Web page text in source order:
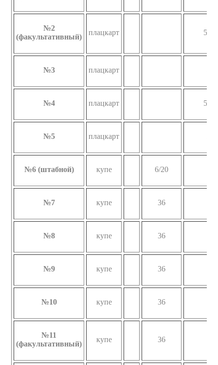
№2
(факультативный)
плацкарт 52/2
№3 плацкарт
№4 плацкарт 52/2
№5 плацкарт
№6 (штабной) купе 6/20
№7 купе 36
№8 купе 36
№9 купе 36
№10 купе 36
№11
(факультативный)
купе 36